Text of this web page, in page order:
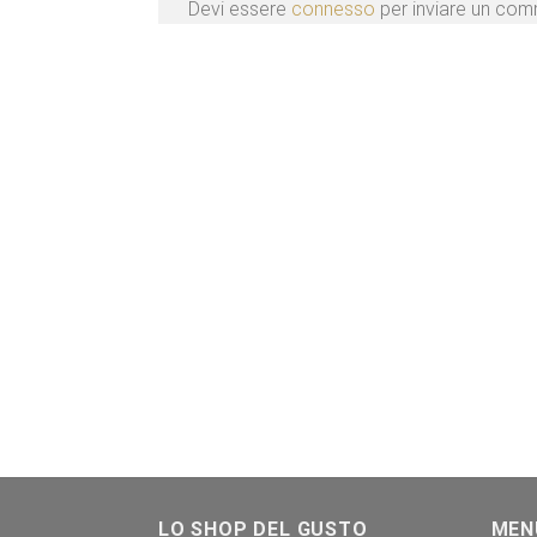
Devi essere connesso per inviare un
LO SHOP DEL GUSTO